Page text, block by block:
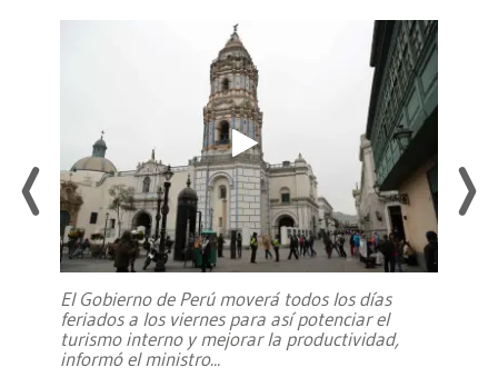
El Gobierno de Perú moverá todos los días
feriados a los viernes para así potenciar el
turismo interno y mejorar la productividad,
informó el ministro...